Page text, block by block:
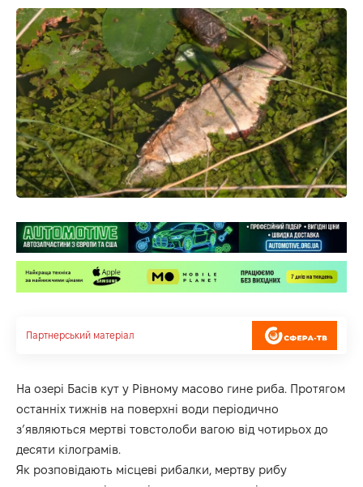
Партнерський матеріал
На озері Басів кут у Рівному масово гине риба. Протягом
останніх тижнів на поверхні води періодично
з’являються мертві товстолоби вагою від чотирьох до
десяти кілограмів.
Як розповідають місцеві рибалки, мертву рибу